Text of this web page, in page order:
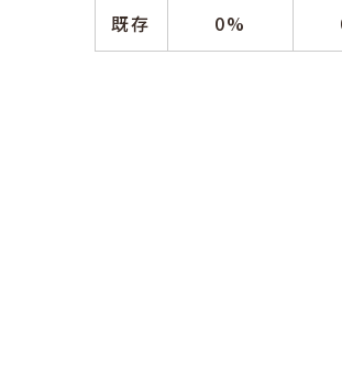
既存 0%